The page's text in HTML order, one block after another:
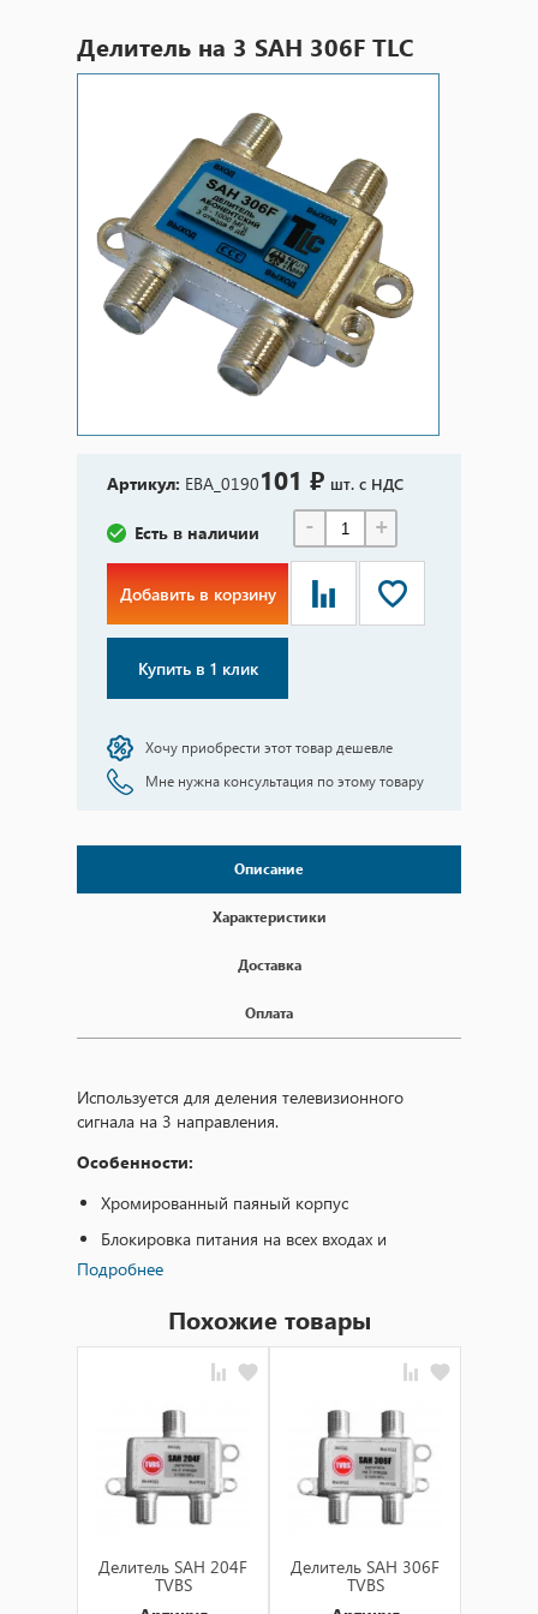
Делитель на 3 SAH 306F TLC
Артикул: EBA_0190101 ₽ шт. с НДС
Есть в наличии - +
Добавить в корзину
Купить в 1 клик
Хочу приобрести этот товар дешевле
Мне нужна консультация по этому товару
Описание
Характеристики
Доставка
Оплата
Используется для деления телевизионного
сигнала на 3 направления.
Особенности:
Хромированный паяный корпус
Блокировка питания на всех входах и
выходах
Диапазон частот, МГц 5 ... 1000
Затухание на проход, дБ 5,7 ... 6,5
Развязка между выходами, дБ 25 ... 28 ... 25
Коэффициент возвратных потерь,
16 ... 18 ... 16
Подробнее
Похожие товары
Делитель SAH 204F
TVBS
Делитель SAH 306F
TVBS